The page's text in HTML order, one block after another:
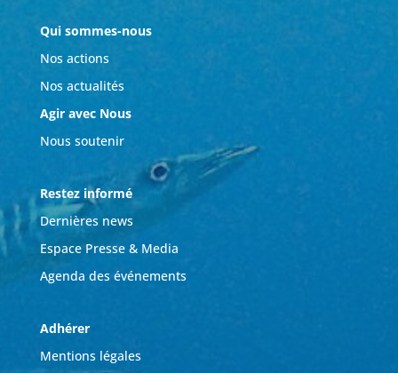
Qui sommes-nous
Nos actions
Nos actualités
Agir avec Nous
Nous soutenir
Restez informé
Dernières news
Espace Presse & Media
Agenda des événements
Adhérer
Mentions légales